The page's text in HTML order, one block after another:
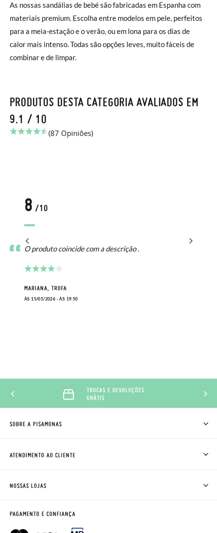
As nossas sandálias de bebé são fabricadas em Espanha com
materiais premium. Escolha entre modelos em pele, perfeitos
para a meia-estação e o verão, ou em lona para os dias de
calor mais intenso. Todas são opções leves, muito fáceis de
combinar e de limpar.
PRODUTOS DESTA CATEGORIA AVALIADOS EM
9.1 / 10
(87 Opiniões)
8 /10
O produto coincide com a descrição .
MARIANA, TROFA
ÀS 15/05/2026 - ÀS 19:50
TROCAS E DEVOLUÇÕES
GRÁTIS
SOBRE A PISAMONAS
AVISO LEGAL, PRIVACIDADE E COOKIES
ATENDIMENTO AO CLIENTE
HORÁRIO
PERGUNTAS FREQUENTES
NOSSAS LOJAS
PAGAMENTO E CONFIANÇA